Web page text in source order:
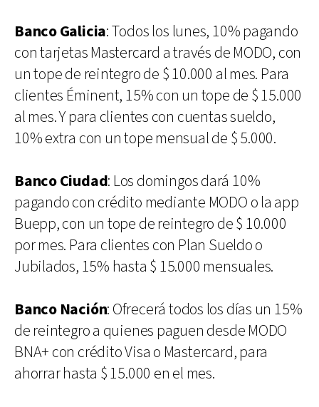
Banco Galicia: Todos los lunes, 10% pagando
con tarjetas Mastercard a través de MODO, con
un tope de reintegro de $ 10.000 al mes. Para
clientes Éminent, 15% con un tope de $ 15.000
al mes. Y para clientes con cuentas sueldo,
10% extra con un tope mensual de $ 5.000.
Banco Ciudad: Los domingos dará 10%
pagando con crédito mediante MODO o la app
Buepp, con un tope de reintegro de $ 10.000
por mes. Para clientes con Plan Sueldo o
Jubilados, 15% hasta $ 15.000 mensuales.
Banco Nación: Ofrecerá todos los días un 15%
de reintegro a quienes paguen desde MODO
BNA+ con crédito Visa o Mastercard, para
ahorrar hasta $ 15.000 en el mes.